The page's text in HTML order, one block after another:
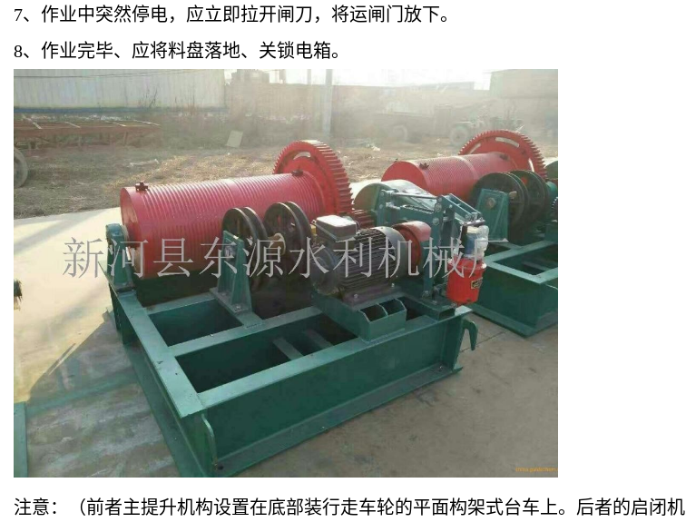
7、作业中突然停电，应立即拉开闸刀，将运闸门放下。
8、作业完毕、应将料盘落地、关锁电箱。
注意：（前者主提升机构设置在底部装行走车轮的平面构架式台车上。后者的启闭